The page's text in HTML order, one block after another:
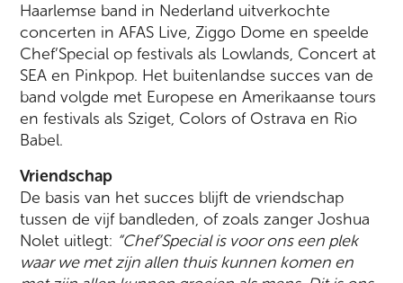
Haarlemse band in Nederland uitverkochte
concerten in AFAS Live, Ziggo Dome en speelde
Chef’Special op festivals als Lowlands, Concert at
SEA en Pinkpop. Het buitenlandse succes van de
band volgde met Europese en Amerikaanse tours
en festivals als Sziget, Colors of Ostrava en Rio
Babel.
Vriendschap
De basis van het succes blijft de vriendschap
tussen de vijf bandleden, of zoals zanger Joshua
Nolet uitlegt: “Chef’Special is voor ons een plek
waar we met zijn allen thuis kunnen komen en